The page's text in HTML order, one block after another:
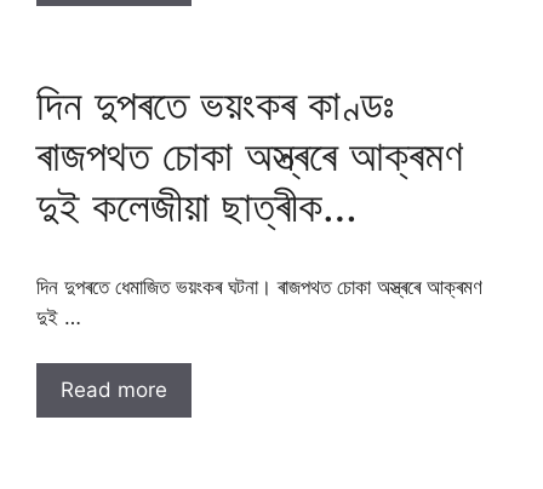
দিন দুপৰতে ভয়ংকৰ কাণ্ডঃ
ৰাজপথত চোকা অস্ত্ৰৰে আক্ৰমণ
দুই কলেজীয়া ছাত্ৰীক…
দিন দুপৰতে ধেমাজিত ভয়ংকৰ ঘটনা। ৰাজপথত চোকা অস্ত্ৰৰে আক্ৰমণ
দুই …
Read more